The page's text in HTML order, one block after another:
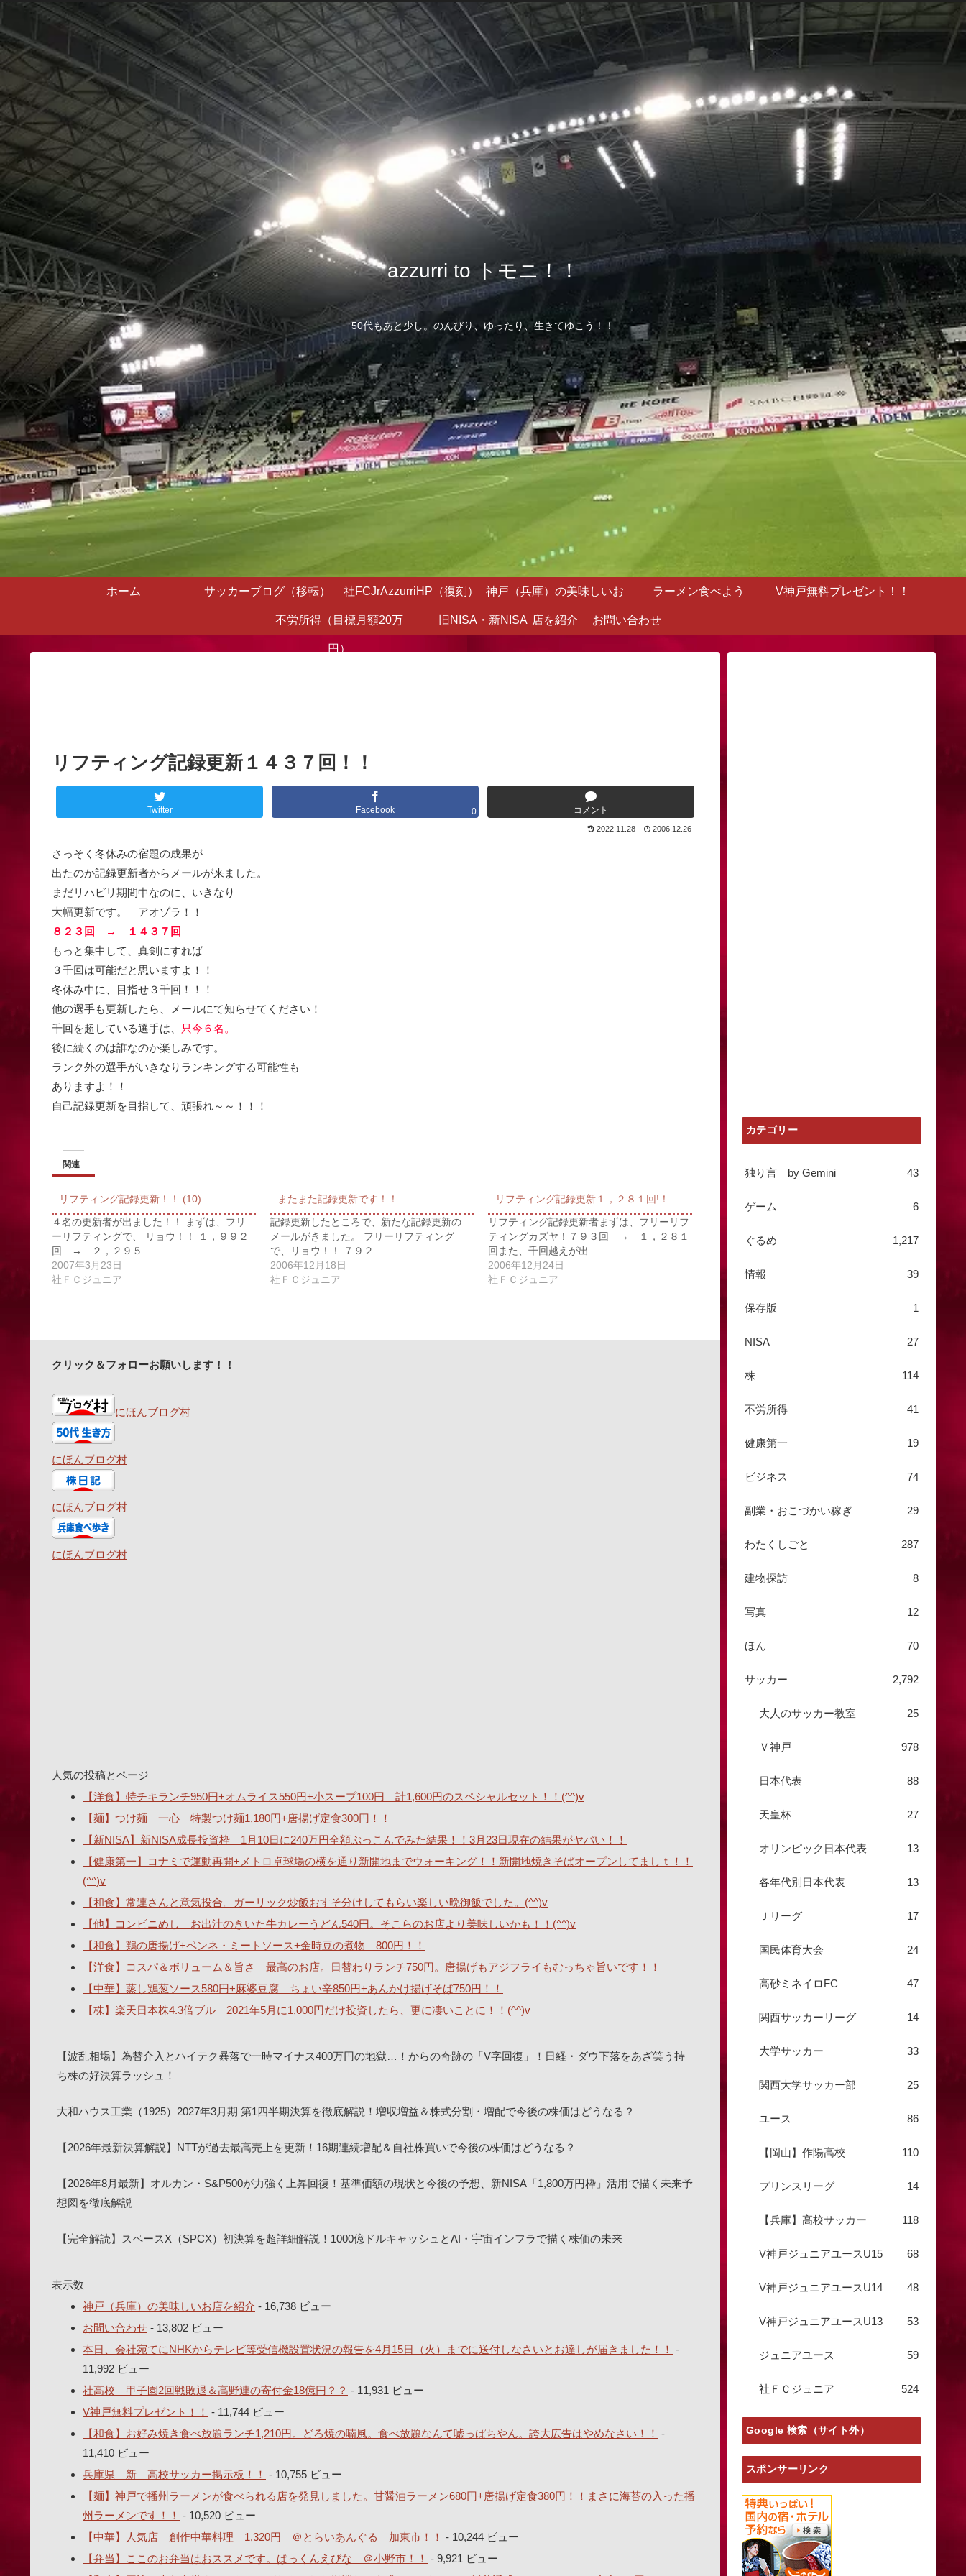
azzurri to トモニ！！
50代もあと少し。のんびり、ゆったり、生きてゆこう！！
ホーム サッカーブログ（移転） 社FCJrAzzurriHP（復刻） 神戸（兵庫）の美味しいお
店を紹介
ラーメン食べよう V神戸無料プレゼント！！
不労所得（目標月額20万
円）
旧NISA・新NISA お問い合わせ
リフティング記録更新１４３７回！！
Twitter Facebook 0 コメント
2022.11.28 2006.12.26
さっそく冬休みの宿題の成果が
出たのか記録更新者からメールが来ました。
まだリハビリ期間中なのに、いきなり
大幅更新です。 アオゾラ！！
８２３回 → １４３７回
もっと集中して、真剣にすれば
３千回は可能だと思いますよ！！
冬休み中に、目指せ３千回！！！
他の選手も更新したら、メールにて知らせてください！
千回を超している選手は、
只今６名。
後に続くのは誰なのか楽しみです。
ランク外の選手がいきなりランキングする可能性も
ありますよ！！
自己記録更新を目指して、頑張れ～～！！！
関連
リフティング記録更新！！ (10)
４名の更新者が出ました！！ まずは、フリ
ーリフティングで、 リョウ！！ １，９９２
回 → ２，２９５…
2007年3月23日
社ＦＣジュニア
またまた記録更新です！！
記録更新したところで、新たな記録更新の
メールがきました。 フリーリフティング
で、リョウ！！ ７９２…
2006年12月18日
社ＦＣジュニア
リフティング記録更新１，２８１回!！
リフティング記録更新者まずは、フリーリフ
ティングカズヤ！７９３回 → １，２８１
回また、千回越えが出…
2006年12月24日
社ＦＣジュニア
クリック＆フォローお願いします！！
にほんブログ村
にほんブログ村
にほんブログ村
にほんブログ村
人気の投稿とページ
【洋食】特チキランチ950円+オムライス550円+小スープ100円 計1,600円のスペシャルセット！！(^^)v
【麺】つけ麺 一心 特製つけ麺1,180円+唐揚げ定食300円！！
【新NISA】新NISA成長投資枠 1月10日に240万円全額ぶっこんでみた結果！！3月23日現在の結果がヤバい！！
【健康第一】コナミで運動再開+メトロ卓球場の横を通り新開地までウォーキング！！新開地焼きそばオープンしてましｔ！！
(^^)v
【和食】常連さんと意気投合。ガーリック炒飯おすそ分けしてもらい楽しい晩御飯でした。(^^)v
【他】コンビニめし お出汁のきいた牛カレーうどん540円。そこらのお店より美味しいかも！！(^^)v
【和食】鶏の唐揚げ+ペンネ・ミートソース+金時豆の煮物 800円！！
【洋食】コスパ＆ボリューム＆旨さ 最高のお店。日替わりランチ750円。唐揚げもアジフライもむっちゃ旨いです！！
【中華】蒸し鶏葱ソース580円+麻婆豆腐 ちょい辛850円+あんかけ揚げそば750円！！
【株】楽天日本株4.3倍ブル 2021年5月に1,000円だけ投資したら、更に凄いことに！！(^^)v
【波乱相場】為替介入とハイテク暴落で一時マイナス400万円の地獄…！からの奇跡の「V字回復」！日経・ダウ下落をあざ笑う持
ち株の好決算ラッシュ！
大和ハウス工業（1925）2027年3月期 第1四半期決算を徹底解説！増収増益＆株式分割・増配で今後の株価はどうなる？
【2026年最新決算解説】NTTが過去最高売上を更新！16期連続増配＆自社株買いで今後の株価はどうなる？
【2026年8月最新】オルカン・S&P500が力強く上昇回復！基準価額の現状と今後の予想、新NISA「1,800万円枠」活用で描く未来予
想図を徹底解説
【完全解読】スペースX（SPCX）初決算を超詳細解説！1000億ドルキャッシュとAI・宇宙インフラで描く株価の未来
表示数
神戸（兵庫）の美味しいお店を紹介 - 16,738 ビュー
お問い合わせ - 13,802 ビュー
本日、会社宛てにNHKからテレビ等受信機設置状況の報告を4月15日（火）までに送付しなさいとお達しが届きました！！ -
11,992 ビュー
社高校 甲子園2回戦敗退＆高野連の寄付金18億円？？ - 11,931 ビュー
V神戸無料プレゼント！！ - 11,744 ビュー
【和食】お好み焼き食べ放題ランチ1,210円。どろ焼の喃風。食べ放題なんて嘘っぱちやん。誇大広告はやめなさい！！ -
11,410 ビュー
兵庫県 新 高校サッカー掲示板！！ - 10,755 ビュー
【麺】神戸で播州ラーメンが食べられる店を発見しました。甘醤油ラーメン680円+唐揚げ定食380円！！まさに海苔の入った播
州ラーメンです！！ - 10,520 ビュー
【中華】人気店 創作中華料理 1,320円 ＠とらいあんぐる 加東市！！ - 10,244 ビュー
【弁当】ここのお弁当はおススメです。ぱっくんえびな ＠小野市！！ - 9,921 ビュー
カテゴリー
独り言 by Gemini 43
ゲーム 6
ぐるめ 1,217
情報 39
保存版 1
NISA 27
株 114
不労所得 41
健康第一 19
ビジネス 74
副業・おこづかい稼ぎ 29
わたくしごと 287
建物探訪 8
写真 12
ほん 70
サッカー 2,792
大人のサッカー教室 25
Ｖ神戸 978
日本代表 88
天皇杯 27
オリンピック日本代表 13
各年代別日本代表 13
Ｊリーグ 17
国民体育大会 24
高砂ミネイロFC 47
関西サッカーリーグ 14
大学サッカー 33
関西大学サッカー部 25
ユース 86
【岡山】作陽高校 110
プリンスリーグ 14
【兵庫】高校サッカー 118
V神戸ジュニアユースU15 68
V神戸ジュニアユースU14 48
V神戸ジュニアユースU13 53
ジュニアユース 59
社ＦＣジュニア 524
Google 検索（サイト外）
スポンサーリンク